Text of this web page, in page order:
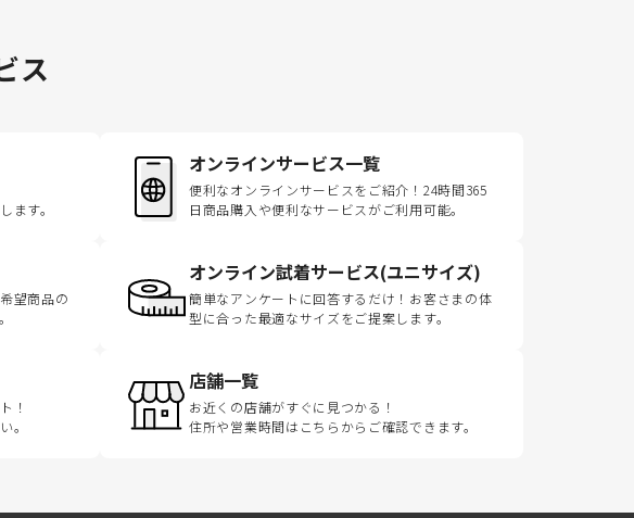
ス
ます。
オンラインサービス一覧
便利なオンラインサービスをご紹介！24時間365
日商品購入や便利なサービスがご利用可能。
望商品の
オンライン試着サービス(ユニサイズ)
簡単なアンケートに回答するだけ！お客さまの体
型に合った最適なサイズをご提案します。
！
。
店舗一覧
お近くの店舗がすぐに見つかる！
住所や営業時間はこちらからご確認できます。